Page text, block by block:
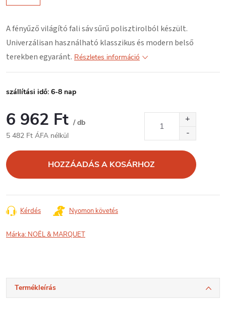
A fényűző világító fali sávsűrű polisztirolból készült.
Univerzálisan használható klasszikus és modern belső
terekben egyaránt. Részletes információ
szállítási idő: 6-8 nap
6 962 Ft / db
5 482 Ft ÁFA nélkül
HOZZÁADÁS A KOSÁRHOZ
Kérdés Nyomon követés
Márka: NOËL & MARQUET
Termékleírás